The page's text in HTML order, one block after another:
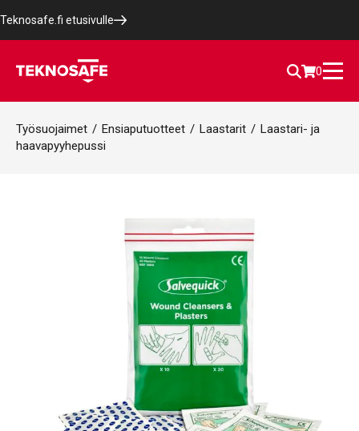
Teknosafe.fi etusivulle
0
Työsuojaimet / Ensiaputuotteet / Laastarit / Laastari- ja
haavapyyhepussi